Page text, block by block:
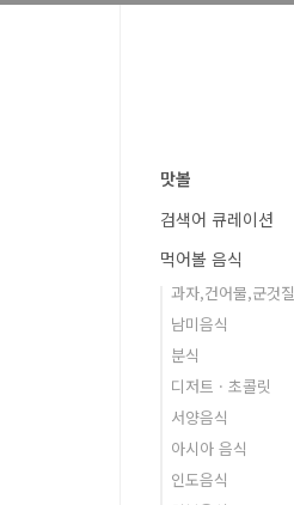
맛볼
검색어 큐레이션
먹어볼 음식
과자,건어물,군것질
남미음식
분식
디저트 · 초콜릿
서양음식
아시아 음식
인도음식